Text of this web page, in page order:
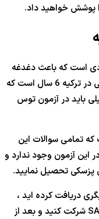
پوشش خواهید داد.
است که باعث دغدغه‌
دانشجویان شده است. دوران تحصیلی پزشکی در ترکیه 6 سال است که
باید در آزمون توس
تمامی سوالات این
این آزمون وجود ندارد و
پزسکی تحصیل نمایید.
دریافت کرده اید ،
برای تحصیل در تخصص ترکیه باید آزمون SAT شرکت کنید و بعد از